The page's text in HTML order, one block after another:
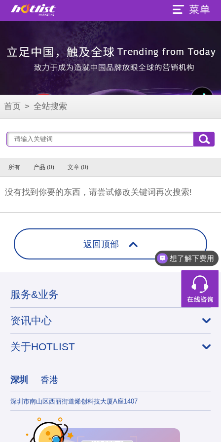
首页 > 全站搜索
所有 产品 (0) 文章 (0)
没有找到你要的东西，请尝试修改关键词再次搜索!
返回顶部
服务&业务
资讯中心
关于HOTLIST
深圳 香港
深圳市南山区西丽街道烯创科技大厦A座1407
想了解下费用